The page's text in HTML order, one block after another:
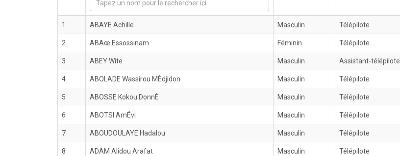
1 ABAYE Achille Masculin Télépilote
2 ABAœ Essossinam Féminin Télépilote
3 ABEY Wite Masculin Assistant-télépilote
4 ABOLADE Wassirou MÈdjidon Masculin Télépilote
5 ABOSSE Kokou DonnÈ Masculin Télépilote
6 ABOTSI AmËvi Masculin Télépilote
7 ABOUDOULAYE Hadalou Masculin Télépilote
8 ADAM Alidou Arafat Masculin Télépilote